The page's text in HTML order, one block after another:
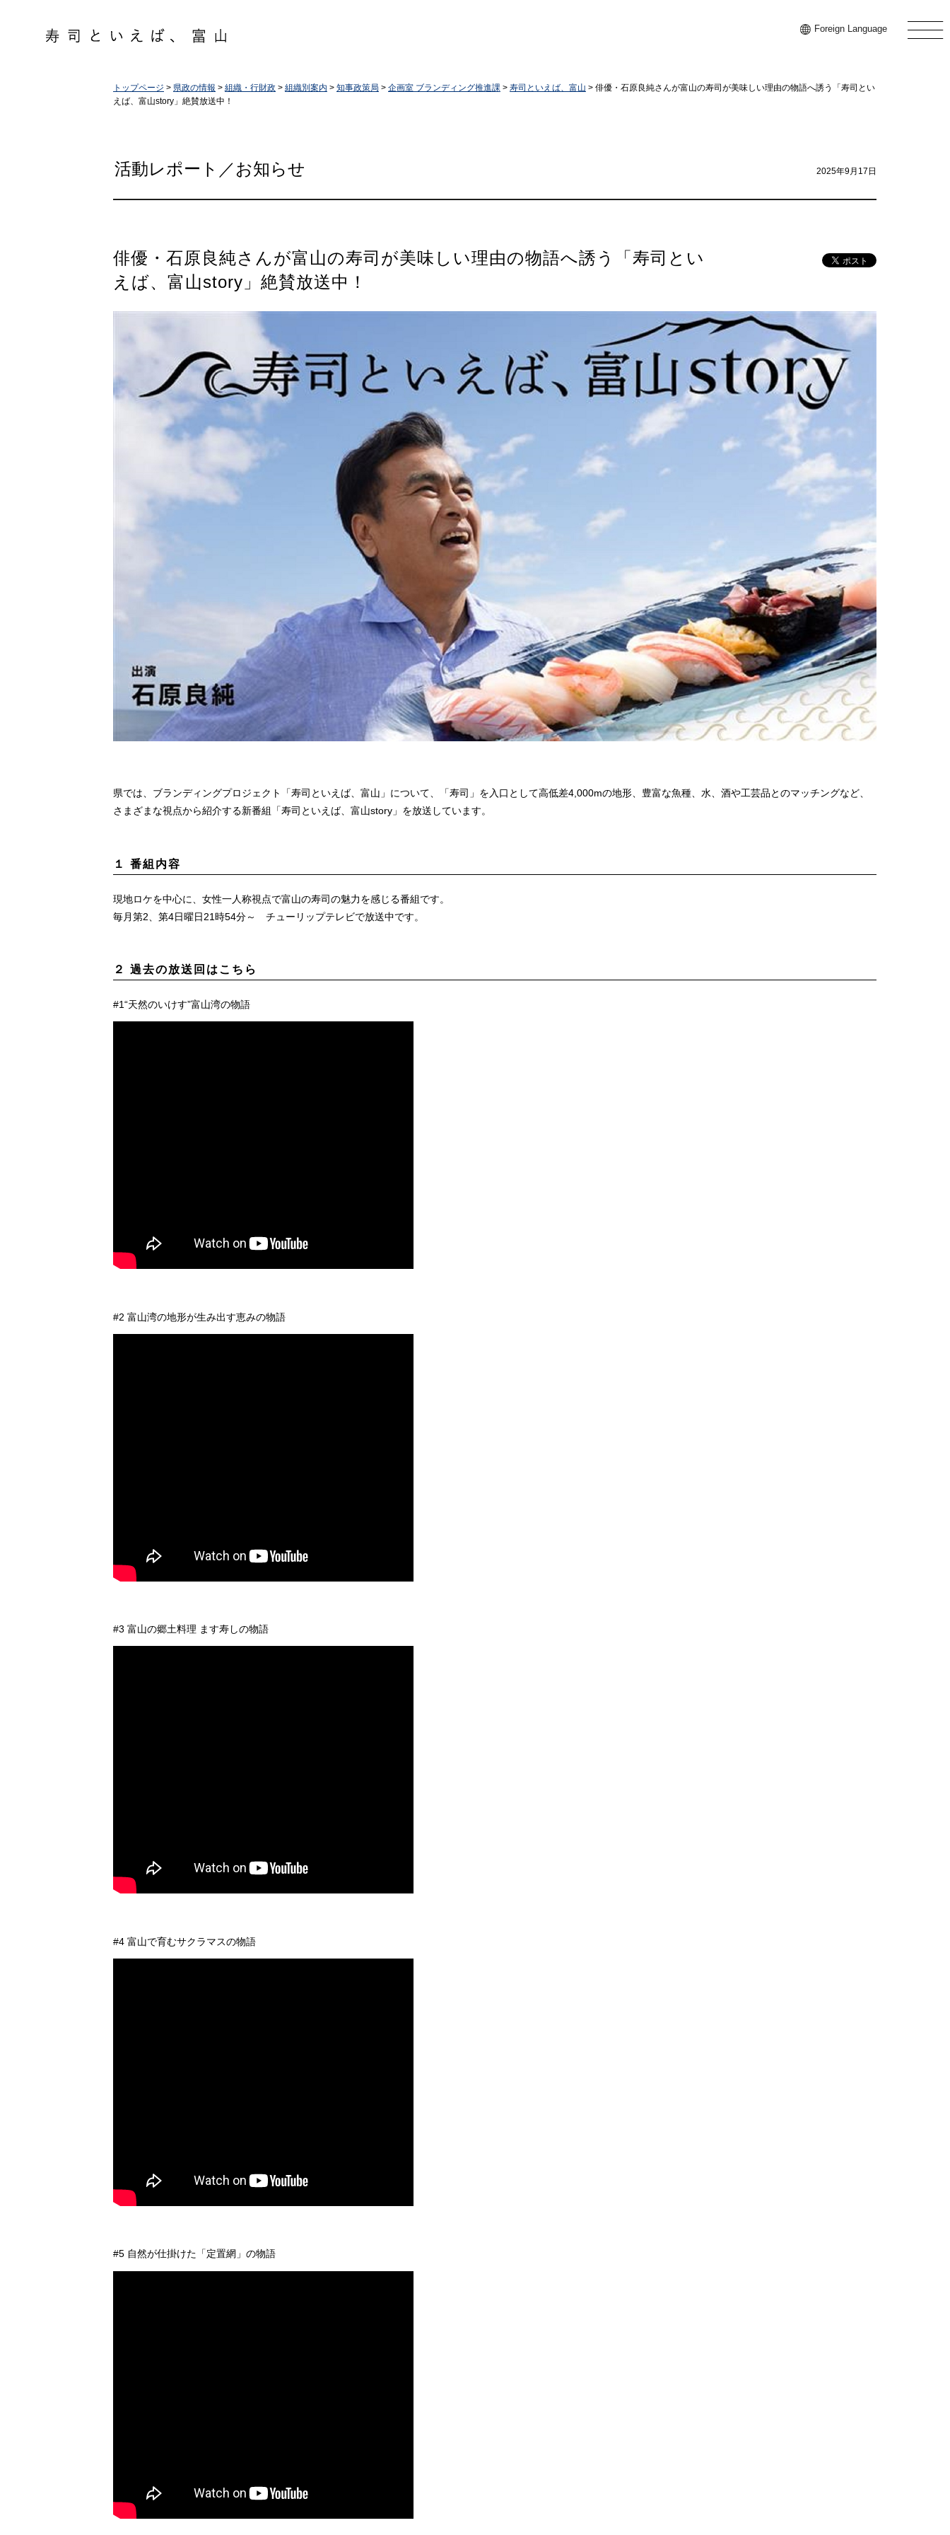
Foreign Language
トップページ > 県政の情報 > 組織・行財政 > 組織別案内 > 知事政策局 > 企画室 ブランディング推進課 > 寿司といえば、富山 > 俳優・石原良純さんが富山の寿司が美味しい理由の物語へ誘う「寿司とい
えば、富山story」絶賛放送中！
活動レポート／お知らせ 2025年9月17日
俳優・石原良純さんが富山の寿司が美味しい理由の物語へ誘う「寿司とい
えば、富山story」絶賛放送中！
県では、ブランディングプロジェクト「寿司といえば、富山」について、「寿司」を入口として高低差4,000mの地形、豊富な魚種、水、酒や工芸品とのマッチングなど、
さまざまな視点から紹介する新番組「寿司といえば、富山story」を放送しています。
１ 番組内容
現地ロケを中心に、女性一人称視点で富山の寿司の魅力を感じる番組です。
毎月第2、第4日曜日21時54分～ チューリップテレビで放送中です。
２ 過去の放送回はこちら
#1“天然のいけす”富山湾の物語
#2 富山湾の地形が生み出す恵みの物語
#3 富山の郷土料理 ます寿しの物語
#4 富山で育むサクラマスの物語
#5 自然が仕掛けた「定置網」の物語